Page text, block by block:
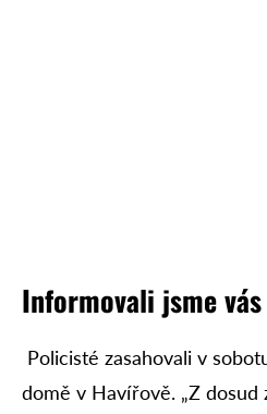
Informovali jsme vás
Policisté zasahovali v
domě v Havířově. „Z